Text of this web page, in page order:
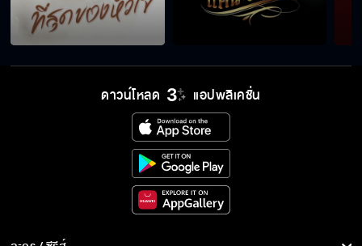
สะใจแล้วหรือยัง
ใจนึงก็รัก อีกใจก็ช้ำ
ดาวน์โหลด แอปพลิเคชั่น